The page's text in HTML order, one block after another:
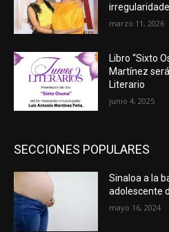
marzo 11, 2026
Libro “Sixto
Martínez
Literario
junio 4, 2025
SECCIONES POPULARES
Sinaloa a la
adolescente
mayo 16, 2024